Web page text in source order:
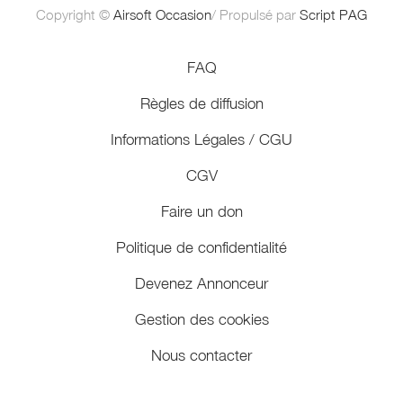
Copyright © Airsoft Occasion/ Propulsé par Script PAG
FAQ
Règles de diffusion
Informations Légales / CGU
CGV
Faire un don
Politique de confidentialité
Devenez Annonceur
Gestion des cookies
Nous contacter